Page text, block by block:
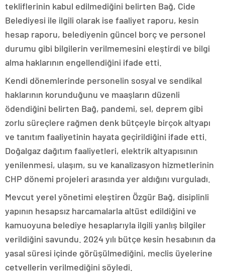
tekliflerinin kabul edilmediğini belirten Bağ, Cide
Belediyesi ile ilgili olarak ise faaliyet raporu, kesin
hesap raporu, belediyenin güncel borç ve personel
durumu gibi bilgilerin verilmemesini eleştirdi ve bilgi
alma haklarının engellendiğini ifade etti.
Kendi dönemlerinde personelin sosyal ve sendikal
haklarının korunduğunu ve maaşların düzenli
ödendiğini belirten Bağ, pandemi, sel, deprem gibi
zorlu süreçlere rağmen denk bütçeyle birçok altyapı
ve tanıtım faaliyetinin hayata geçirildiğini ifade etti.
Doğalgaz dağıtım faaliyetleri, elektrik altyapısının
yenilenmesi, ulaşım, su ve kanalizasyon hizmetlerinin
CHP dönemi projeleri arasında yer aldığını vurguladı.
Mevcut yerel yönetimi eleştiren Özgür Bağ, disiplinli
yapının hesapsız harcamalarla altüst edildiğini ve
kamuoyuna belediye hesaplarıyla ilgili yanlış bilgiler
verildiğini savundu. 2024 yılı bütçe kesin hesabının da
yasal süresi içinde görüşülmediğini, meclis üyelerine
cetvellerin verilmediğini söyledi.